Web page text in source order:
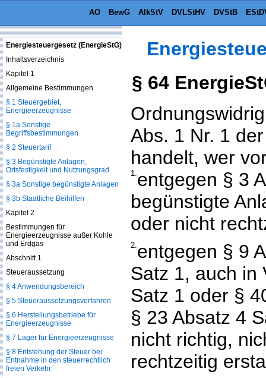
AO BewG AlkStV DVLStHV DVStB
§ 64
Abs. 1 Nr. 1
handelt, wer
1.entgegen § 3
begünstigte
oder nicht
2.entgegen § 9
Satz 1, auch in
Satz 1 oder §
§ 23 Absatz 4
nicht richtig,
rechtzeitig
Energiesteuergesetz (EnergieStG)
Inhaltsverzeichnis
Kapitel 1
Allgemeine Bestimmungen
§ 1 Steuergebiet,
Energieerzeugnisse
§ 1a Sonstige
Begriffsbestimmungen
§ 2 Steuertarif
§ 3 Begünstigte Anlagen,
Ortsfestigkeit und Nutzungsgrad
§ 3a Sonstige begünstigte Anlagen
§ 3b Staatliche Beihilfen
Kapitel 2
Bestimmungen für
Energieerzeugnisse außer Kohle
und Erdgas
Abschnitt 1
Steueraussetzung
§ 4 Anwendungsbereich
§ 5 Steueraussetzungsverfahren
§ 6 Herstellungsbetriebe für
Energieerzeugnisse
§ 7 Lager für Energieerzeugnisse
§ 8 Entstehung der Steuer bei
Entnahme in den steuerrechtlich
freien Verkehr